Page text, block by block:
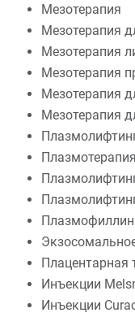
Мезотерапия
Мезотерапия
Мезотерапия
Мезотерапия
Мезотерапия
Мезотерапия
Плазмотерапия
Плацентарная
Инъекции
Инъекции